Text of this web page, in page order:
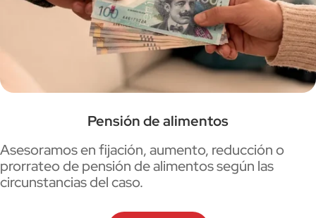
Pensión de alimentos
Asesoramos en fijación, aumento, reducción o
prorrateo de pensión de alimentos según las
circunstancias del caso.